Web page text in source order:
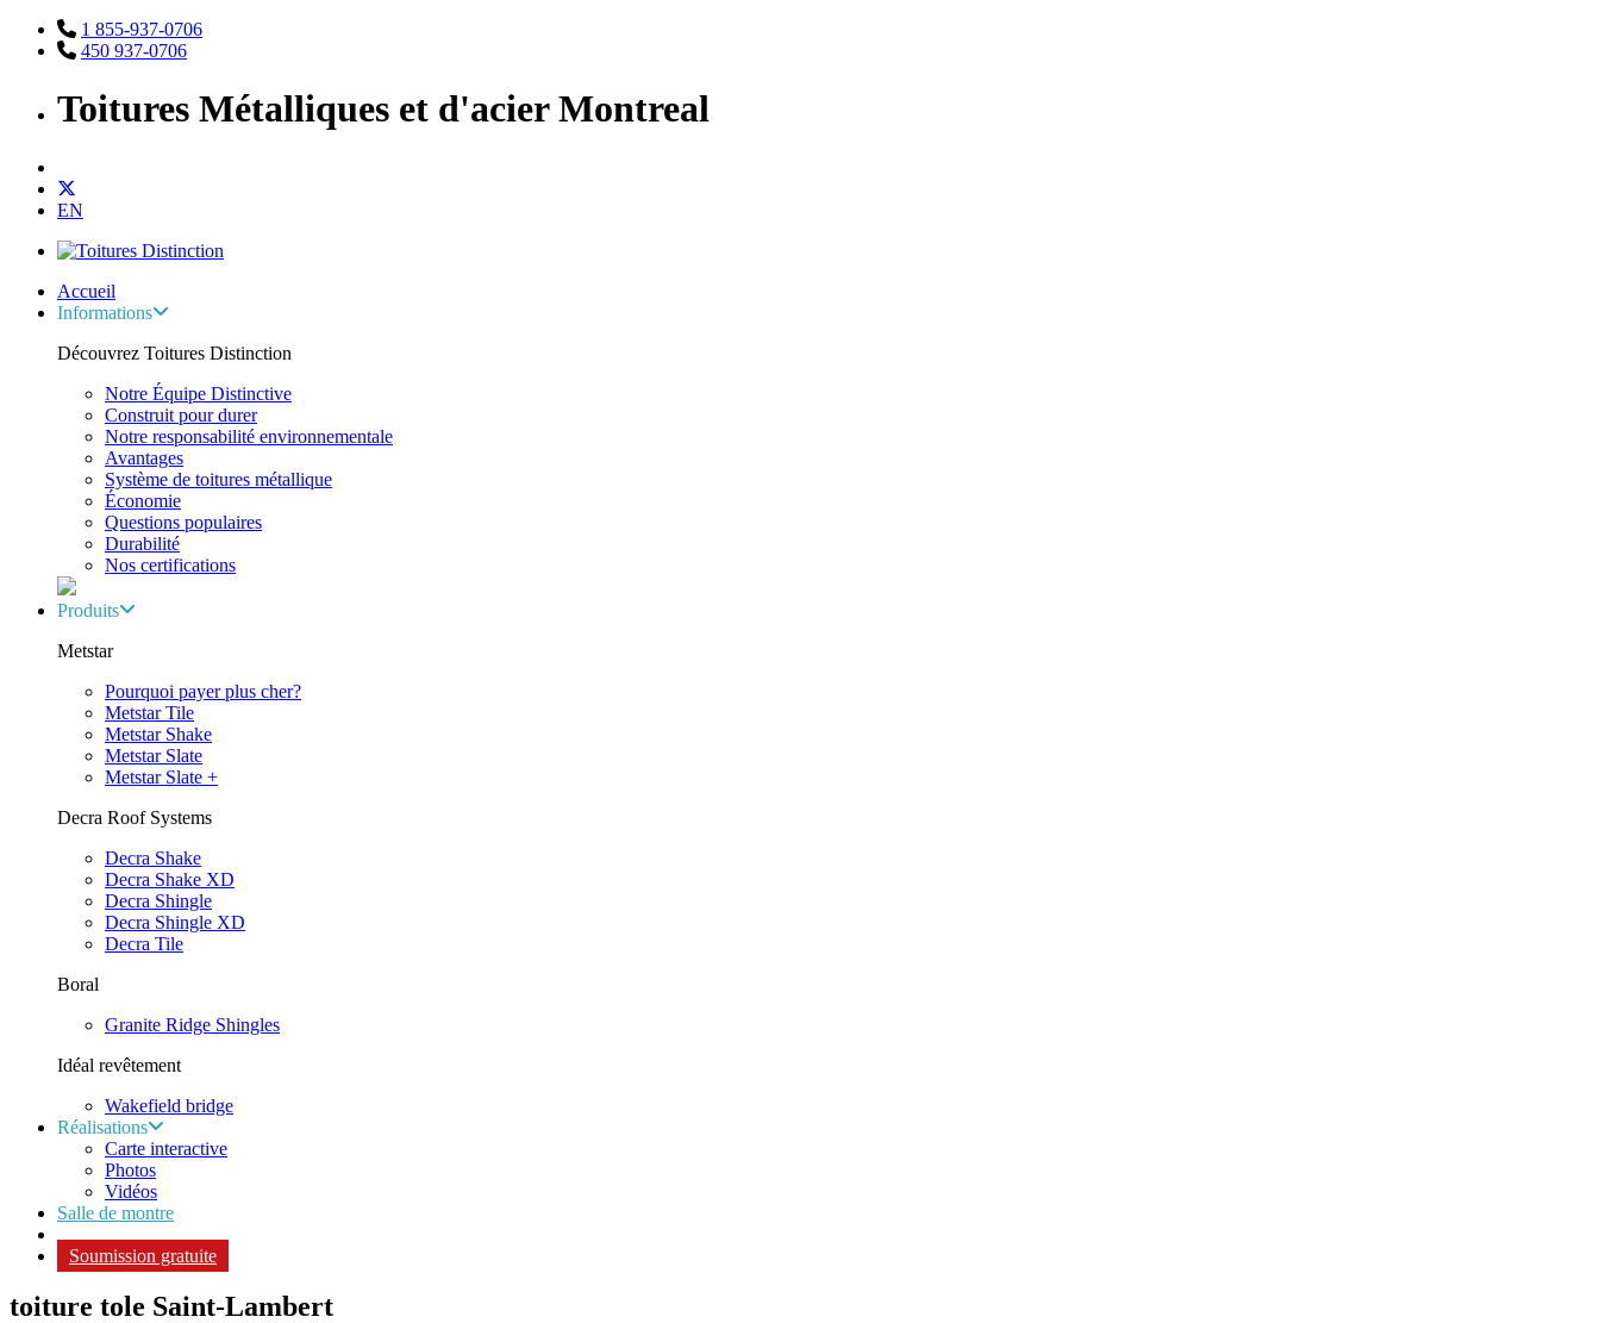
1 855-937-0706
450 937-0706
Toitures Métalliques et d'acier Montreal
EN
Accueil
Informations
Découvrez Toitures Distinction
Notre Équipe Distinctive
Construit pour durer
Notre responsabilité environnementale
Avantages
Système de toitures métallique
Économie
Questions populaires
Durabilité
Nos certifications
Produits
Metstar
Pourquoi payer plus cher?
Metstar Tile
Metstar Shake
Metstar Slate
Metstar Slate +
Decra Roof Systems
Decra Shake
Decra Shake XD
Decra Shingle
Decra Shingle XD
Decra Tile
Boral
Granite Ridge Shingles
Idéal revêtement
Wakefield bridge
Réalisations
Carte interactive
Photos
Vidéos
Salle de montre
Soumission gratuite
toiture tole Saint-Lambert